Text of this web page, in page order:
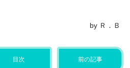
by Ｒ．Ｂ
目次 前の記事